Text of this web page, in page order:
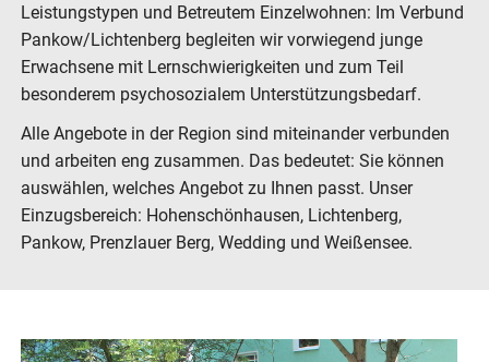
Leistungstypen und Betreutem Einzelwohnen: Im Verbund
Pankow/Lichtenberg begleiten wir vorwiegend junge
Erwachsene mit Lernschwierigkeiten und zum Teil
besonderem psychosozialem Unterstützungsbedarf.
Alle Angebote in der Region sind miteinander verbunden
und arbeiten eng zusammen. Das bedeutet: Sie können
auswählen, welches Angebot zu Ihnen passt. Unser
Einzugsbereich: Hohenschönhausen, Lichtenberg,
Pankow, Prenzlauer Berg, Wedding und Weißensee.